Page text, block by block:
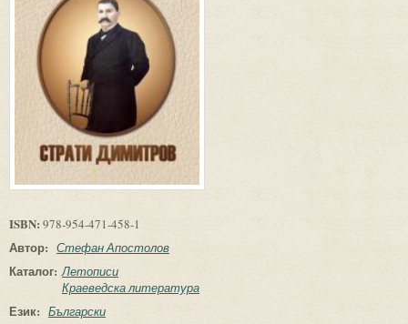
ISBN: 978-954-471-458-1
Автор: Стефан Апостолов
Каталог: Летописи
Краеведска литература
Език: Български